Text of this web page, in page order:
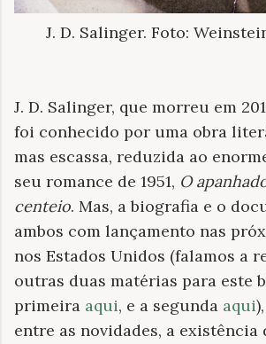
J. D. Salinger. Foto:
J. D. Salinger, que morreu em
foi conhecido por uma obra
mas escassa, reduzida ao
seu romance de 1951, O
centeio. Mas, a biografia e o
ambos com lançamento nas
nos Estados Unidos (falamos a
outras duas matérias para este
primeira aqui, e a segunda aqui
entre as novidades, a existência